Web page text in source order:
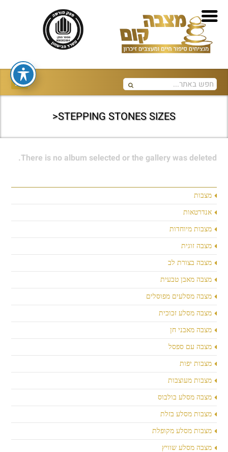
STEPPING STONES SIZES<
מצבות
אנדרטאות
מצבות מיוחדות
מצבה זוגית
מצבה בצורת לב
מצבה מאבן טבעית
מצבה מסלעים מפוסלים
מצבה מסלע זכוכית
מצבה מאבני חן
מצבה עם ספסל
מצבות יפות
מצבות מעוצבות
מצבה מסלע בולבוס
מצבות מסלע בזלת
מצבות מסלע מקופלת
מצבה מסלע שוויץ
There is no album selected or the gallery was deleted.